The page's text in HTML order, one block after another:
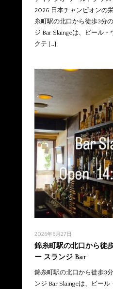
2026 日本チャンピオンの
糸町駅の北口から徒歩3分
ジ Bar Slaingeは、ビール
クテ […]
2026年6月27日
錦糸町駅の北口から徒
ー スランジ Bar
錦糸町駅の北口から徒歩3
ンジ Bar Slaingeは、ビール